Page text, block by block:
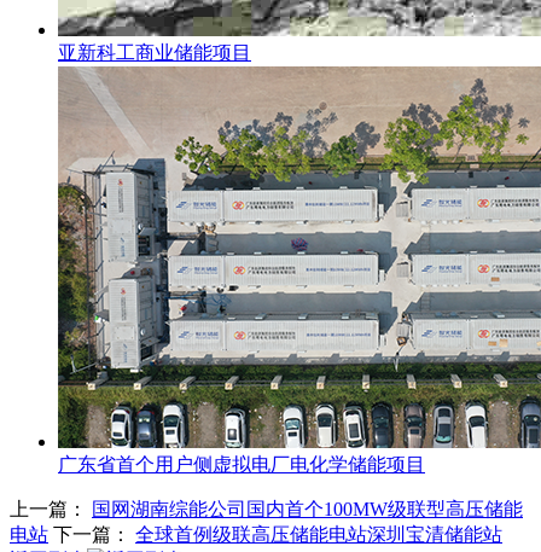
亚新科工商业储能项目
广东省首个用户侧虚拟电厂电化学储能项目
上一篇：
国网湖南综能公司国内首个100MW级联型高压储能
电站 下一篇： 全球首例级联高压储能电站深圳宝清储能站